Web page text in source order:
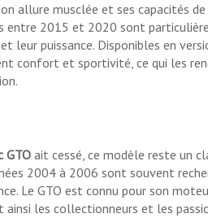
allure musclée et ses capacités de
entre 2015 et 2020 sont
leur puissance. Disponibles en
confort et sportivité, ce qui les
GTO ait cessé, ce modèle reste un
2004 à 2006 sont souvent
Le GTO est connu pour son
les collectionneurs et les